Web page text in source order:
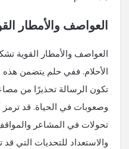
العواصف والأمطار
العواصف والأمطار القوية
الأحلام. ففي حلم يتضمن هذه
تكون الرسالة تحذيرًا من
وصعوبات في الحياة. قد ترمز
تحولات في المشاعر
والاستعداد للتحديات التي